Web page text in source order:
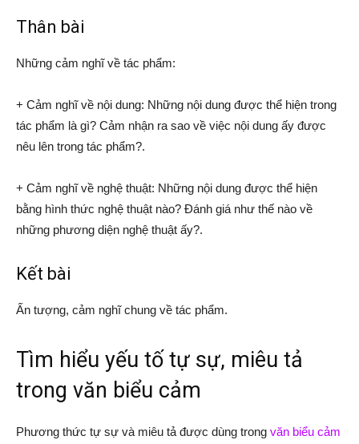
Thân bài
Những cảm nghĩ về tác phẩm:
+ Cảm nghĩ về nội dung: Những nội dung được thể hiện trong
tác phẩm là gì? Cảm nhận ra sao về việc nội dung ấy được
nêu lên trong tác phẩm?.
+ Cảm nghĩ về nghệ thuật: Những nội dung được thể hiện
bằng hình thức nghệ thuật nào? Đánh giá như thế nào về
những phương diện nghệ thuật ấy?.
Kết bài
Ấn tượng, cảm nghĩ chung về tác phẩm.
Tìm hiểu yếu tố tự sự, miêu tả
trong văn biểu cảm
Phương thức tự sự và miêu tả được dùng trong văn biểu cảm